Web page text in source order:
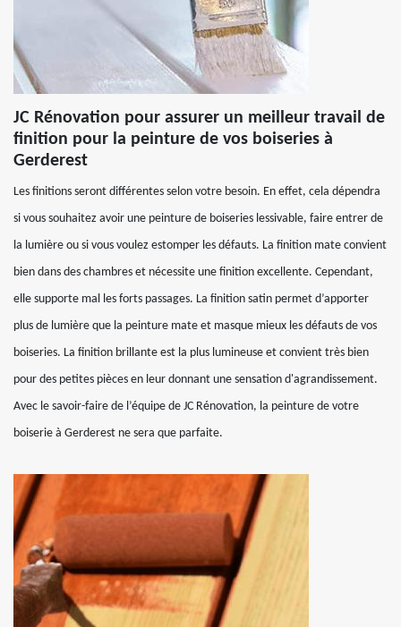
JC Rénovation pour assurer un meilleur travail de
finition pour la peinture de vos boiseries à
Gerderest
Les finitions seront différentes selon votre besoin. En effet, cela dépendra
si vous souhaitez avoir une peinture de boiseries lessivable, faire entrer de
la lumière ou si vous voulez estomper les défauts. La finition mate convient
bien dans des chambres et nécessite une finition excellente. Cependant,
elle supporte mal les forts passages. La finition satin permet d’apporter
plus de lumière que la peinture mate et masque mieux les défauts de vos
boiseries. La finition brillante est la plus lumineuse et convient très bien
pour des petites pièces en leur donnant une sensation d'agrandissement.
Avec le savoir-faire de l’équipe de JC Rénovation, la peinture de votre
boiserie à Gerderest ne sera que parfaite.